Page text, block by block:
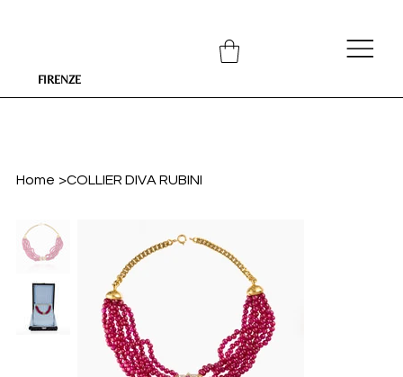
FIRENZE
Home >COLLIER DIVA RUBINI